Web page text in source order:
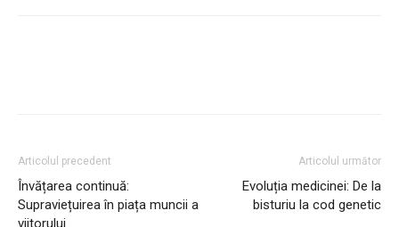
Articolul precedent
Învățarea continuă:
Supraviețuirea în piața muncii a
viitorului
Articolul următor
Evoluția medicinei: De la
bisturiu la cod genetic